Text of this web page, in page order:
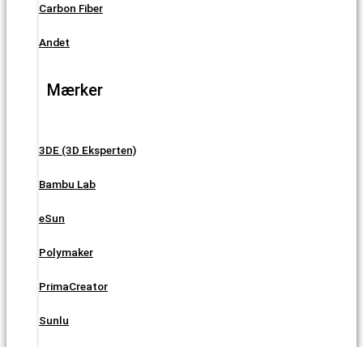
Carbon Fiber
Andet
Mærker
3DE (3D Eksperten)
Bambu Lab
eSun
Polymaker
PrimaCreator
Sunlu